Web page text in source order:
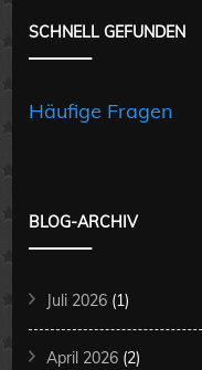
SCHNELL GEFUNDEN
Häufige Fragen
BLOG-ARCHIV
Juli 2026 (1)
April 2026 (2)